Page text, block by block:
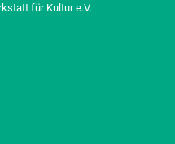
für Kultur e.V.